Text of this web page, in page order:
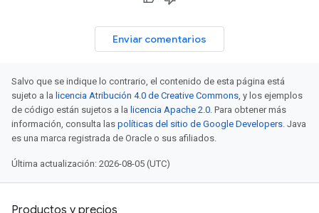
Enviar comentarios
Salvo que se indique lo contrario, el contenido de esta página está
sujeto a la licencia Atribución 4.0 de Creative Commons, y los ejemplos
de código están sujetos a la licencia Apache 2.0. Para obtener más
información, consulta las políticas del sitio de Google Developers. Java
es una marca registrada de Oracle o sus afiliados.
Última actualización: 2026-08-05 (UTC)
Productos y precios